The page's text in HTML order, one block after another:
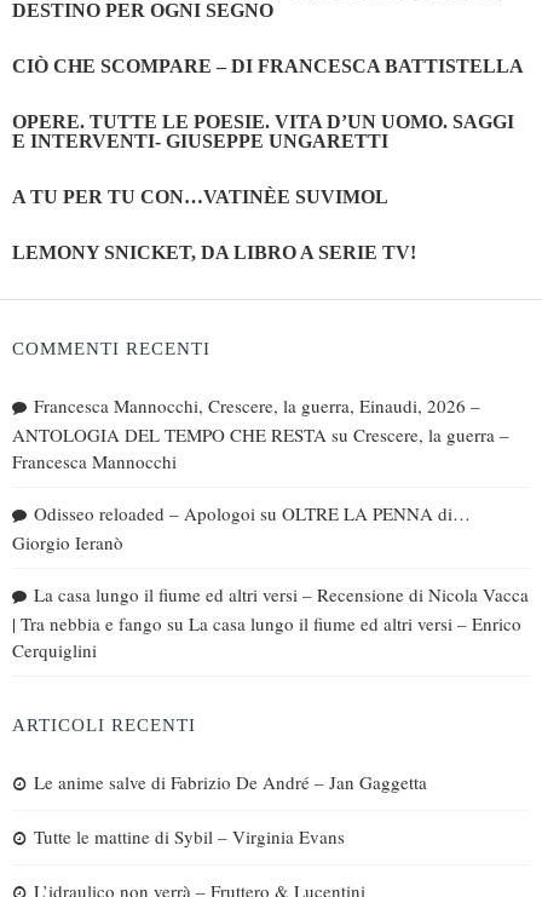
DESTINO PER OGNI SEGNO
CIÒ CHE SCOMPARE – DI FRANCESCA BATTISTELLA
OPERE. TUTTE LE POESIE. VITA D’UN UOMO. SAGGI
E INTERVENTI- GIUSEPPE UNGARETTI
A TU PER TU CON…VATINÈE SUVIMOL
LEMONY SNICKET, DA LIBRO A SERIE TV!
COMMENTI RECENTI
Francesca Mannocchi, Crescere, la guerra, Einaudi, 2026 –
ANTOLOGIA DEL TEMPO CHE RESTA su Crescere, la guerra –
Francesca Mannocchi
Odisseo reloaded – Apologoi su OLTRE LA PENNA di…
Giorgio Ieranò
La casa lungo il fiume ed altri versi – Recensione di Nicola Vacca
| Tra nebbia e fango su La casa lungo il fiume ed altri versi – Enrico
Cerquiglini
ARTICOLI RECENTI
Le anime salve di Fabrizio De André – Jan Gaggetta
Tutte le mattine di Sybil – Virginia Evans
L’idraulico non verrà – Fruttero & Lucentini